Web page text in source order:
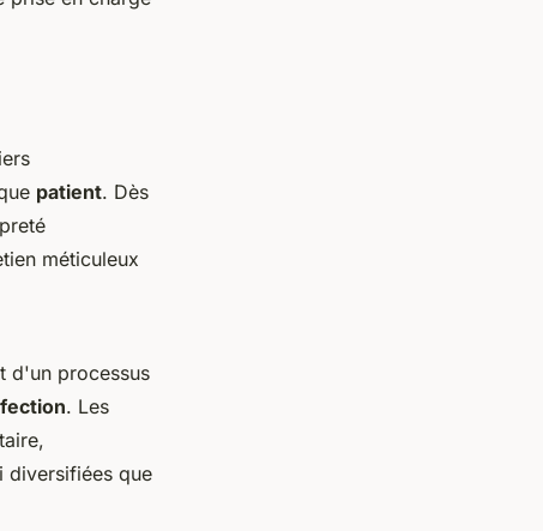
patient. Dès
méticuleux
d'un processus
. Les
diversifiées que